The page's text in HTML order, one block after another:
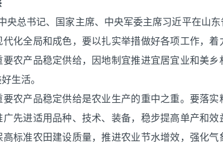
央总书记、国家主席、中央军委主席习近平在山
化全局和成色，要以扎实举措做好各项工作，
农产品稳定供给，因地制宜推进宜居宜业和美乡
生活。
农产品稳定供给是农业生产的重中之重。要落
先进适用品种、技术、装备，稳步提高单产和
标准农田建设质量，推进农业节水增效，强化